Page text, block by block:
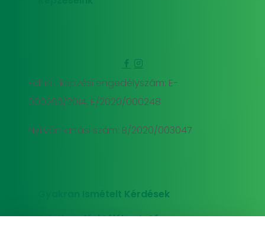
Felnőttképzési engedélyszám: E-
000293/2014, E/2020/000248
Nyilvántartási szám: B/2020/003047
Gyakran Ismételt Kérdések
Adatkezelési tájékoztató